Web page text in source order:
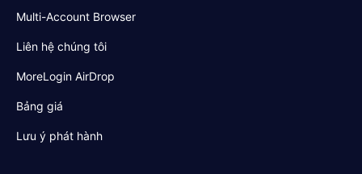
Multi-Account Browser
Liên hệ chúng tôi
MoreLogin AirDrop
Bảng giá
Lưu ý phát hành